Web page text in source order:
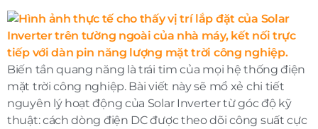
Biến tần quang năng là trái tim của mọi hệ thống điện
mặt trời công nghiệp. Bài viết này sẽ mổ xẻ chi tiết
nguyên lý hoạt động của Solar Inverter từ góc độ kỹ
thuật: cách dòng điện DC được theo dõi công suất cực